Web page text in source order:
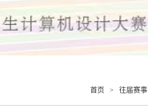
首页 > 往届赛事